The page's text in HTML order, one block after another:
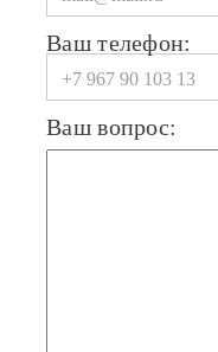
Ваш телефон:
Ваш вопрос: